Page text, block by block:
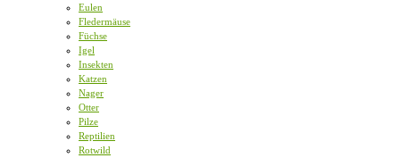
Eulen
Fledermäuse
Füchse
Igel
Insekten
Katzen
Nager
Otter
Pilze
Reptilien
Rotwild